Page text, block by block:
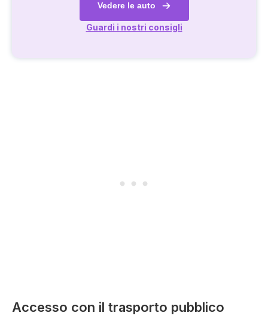
Vedere le auto
Guardi i nostri consigli
Accesso con il trasporto pubblico